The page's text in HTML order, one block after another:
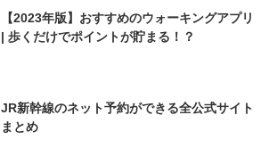
【2023年版】おすすめのウォーキングアプリ
| 歩くだけでポイントが貯まる！？
JR新幹線のネット予約ができる全公式サイト
まとめ